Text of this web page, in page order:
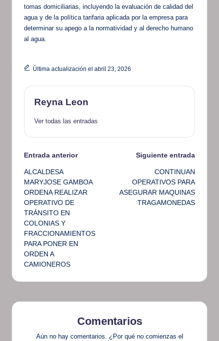
tomas domiciliarias, incluyendo la evaluación de calidad del
agua y de la política tarifaria aplicada por la empresa para
determinar su apego a la normatividad y al derecho humano
al agua.
Última actualización el abril 23, 2026
Reyna Leon
Ver todas las entradas
Navegación
de
entradas
Entrada anterior
ALCALDESA
MARYJOSE GAMBOA
ORDENA REALIZAR
OPERATIVO DE
TRÁNSITO EN
COLONIAS Y
FRACCIONAMIENTOS
PARA PONER EN
ORDEN A
CAMIONEROS
Siguiente entrada
CONTINUAN
OPERATIVOS PARA
ASEGURAR MAQUINAS
TRAGAMONEDAS
Comentarios
Aún no hay comentarios. ¿Por qué no comienzas el